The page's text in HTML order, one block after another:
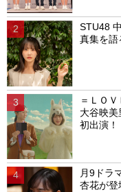
STU48
真集を語
＝ＬＯ
大谷映
初出演！
月9ドラ
杏花が登